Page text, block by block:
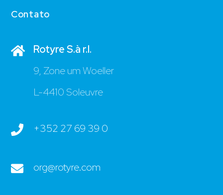
Contato
Rotyre S.à r.l.
9, Zone um Woeller
L-4410 Soleuvre
+352 27 69 39 0
org@rotyre.com